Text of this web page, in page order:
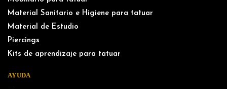
Material Sanitario e Higiene para tatuar
Material de Estudio
Piercings
Kits de aprendizaje para tatuar
AYUDA